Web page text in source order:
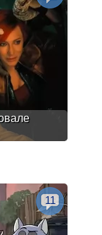
11